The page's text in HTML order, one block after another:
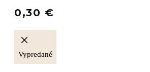
0,30 €
Vypredané